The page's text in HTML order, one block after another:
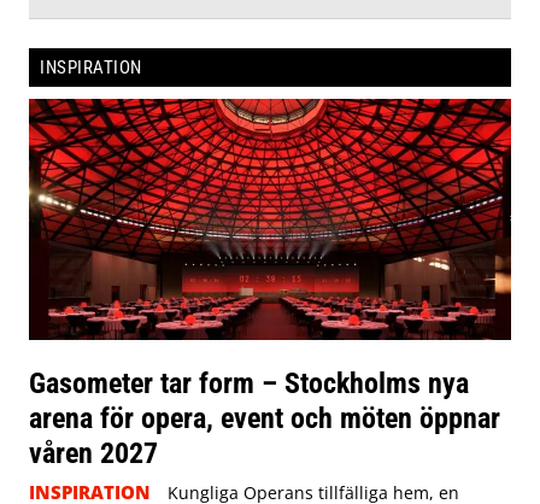
INSPIRATION
Gasometer tar form – Stockholms nya
arena för opera, event och möten öppnar
våren 2027
INSPIRATION Kungliga Operans tillfälliga hem, en